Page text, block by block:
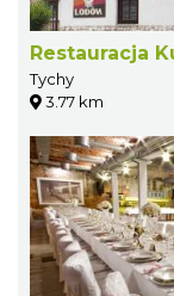
Restauracja
Tychy
3.77 km